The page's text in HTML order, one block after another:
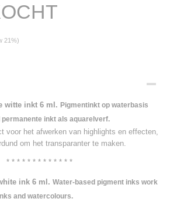
21%)
witte inkt 6 ml. Pigmentinkt op waterbasis
inkt als aquarelverf.
voor het afwerken van highlights en effecten,
om het transparanter te maken.
* * * * * * * * * * * * *
ink 6 ml. Water-based pigment inks work
and watercolours.